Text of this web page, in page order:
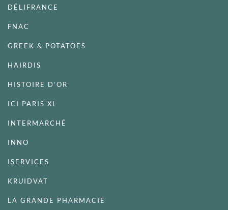
DÉLIFRANCE
FNAC
GREEK & POTATOES
HAIRDIS
HISTOIRE D’OR
ICI PARIS XL
INTERMARCHÉ
INNO
ISERVICES
KRUIDVAT
LA GRANDE PHARMACIE